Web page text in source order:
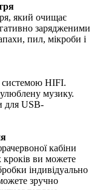
який очищає
зарядженими
пил, мікроби і
системою HIFI.
улюблену музику.
для USB-
кабіни
кроків ви можете
індивідуально
зручно